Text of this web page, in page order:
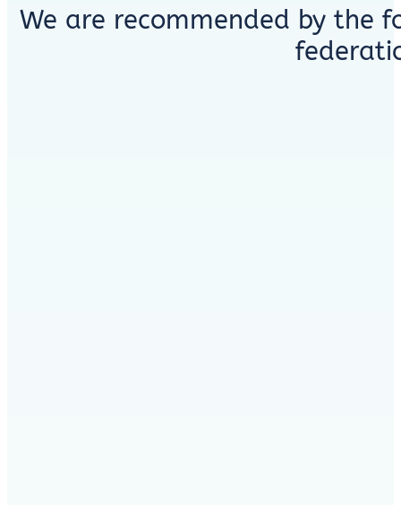
We are recommended by the